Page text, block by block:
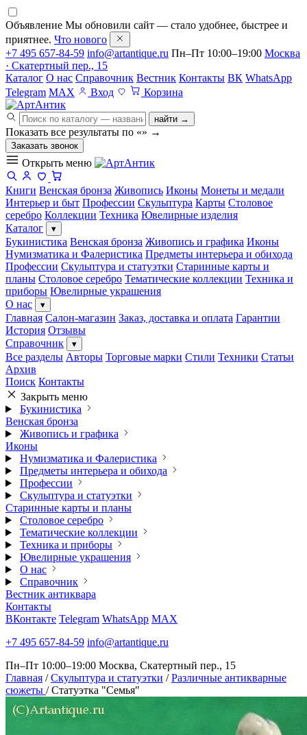
Объявление Мы обновили сайт — стало удобнее, быстрее и
приятнее. Что нового
+7 495 657-84-59 info@artantique.ru Пн–Пт 10:00–19:00 Москва
· Скатертный пер., 15
Каталог О нас Справочник Вестник Контакты ВК WhatsApp
Telegram MAX Вход Корзина
найти →
Показать все результаты по «» →
Заказать звонок
Открыть меню
Книги Венская бронза Живопись Иконы Монеты и медали
Интерьер и быт Профессии Скульптура Карты Столовое
серебро Коллекции Техника Ювелирные изделия
Каталог
▾
Букинистика Венская бронза Живопись и графика Иконы
Нумизматика и Фалеристика Предметы интерьера и обихода
Профессии Скульптура и статуэтки Старинные карты и
планы Столовое серебро Тематические коллекции Техника и
приборы Ювелирные украшения
О нас
▾
Главная Салон-магазин Заказ, доставка и оплата Гарантии
История Отзывы
Справочник
▾
Все разделы Авторы Торговые марки Стили Техники Статьи
Архив
Поиск Контакты
Закрыть меню
Букинистика
Венская бронза
Живопись и графика
Иконы
Нумизматика и Фалеристика
Предметы интерьера и обихода
Профессии
Скульптура и статуэтки
Старинные карты и планы
Столовое серебро
Тематические коллекции
Техника и приборы
Ювелирные украшения
О нас
Справочник
Вестник антиквара
Контакты
ВКонтакте Telegram WhatsApp MAX
+7 495 657-84-59 info@artantique.ru
Пн–Пт 10:00–19:00 Москва, Скатертный пер., 15
Главная / Скульптура и статуэтки / Различные антикварные
сюжеты / Статуэтка "Семья"